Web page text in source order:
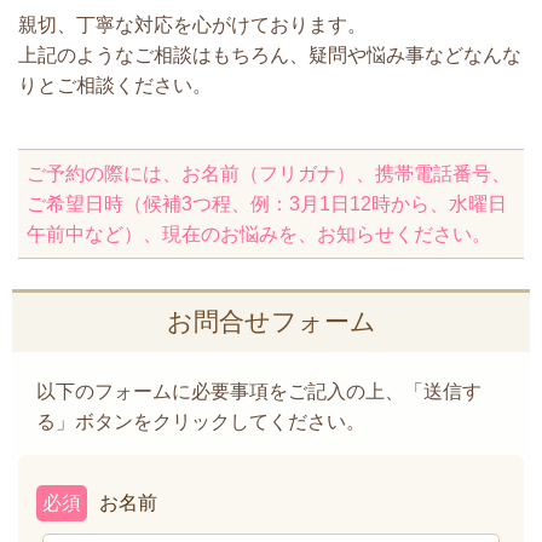
親切、丁寧な対応を心がけております。
上記のようなご相談はもちろん、疑問や悩み事などなんな
りとご相談ください。
ご予約の際には、お名前（フリガナ）、携帯電話番号、
ご希望日時（候補3つ程、例：3月1日12時から、水曜日
午前中など）、現在のお悩みを、お知らせください。
お問合せフォーム
以下のフォームに必要事項をご記入の上、「送信す
る」ボタンをクリックしてください。
お名前
必須